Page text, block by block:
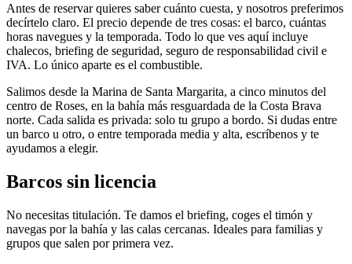
Antes de reservar quieres saber cuánto cuesta, y nosotros preferimos
decírtelo claro. El precio depende de tres cosas: el barco, cuántas
horas navegues y la temporada. Todo lo que ves aquí incluye
chalecos, briefing de seguridad, seguro de responsabilidad civil e
IVA. Lo único aparte es el combustible.
Salimos desde la Marina de Santa Margarita, a cinco minutos del
centro de Roses, en la bahía más resguardada de la Costa Brava
norte. Cada salida es privada: solo tu grupo a bordo. Si dudas entre
un barco u otro, o entre temporada media y alta, escríbenos y te
ayudamos a elegir.
Barcos sin licencia
No necesitas titulación. Te damos el briefing, coges el timón y
navegas por la bahía y las calas cercanas. Ideales para familias y
grupos que salen por primera vez.